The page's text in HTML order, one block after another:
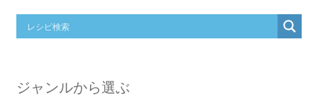
ジャンルから選ぶ